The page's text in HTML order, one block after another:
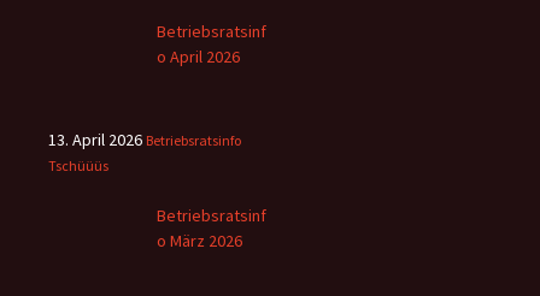
Betriebsratsinf
o April 2026
13. April 2026 Betriebsratsinfo
Tschüüüs
Betriebsratsinf
o März 2026